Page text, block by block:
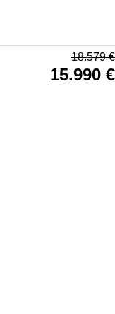
18.579€
15.990 €